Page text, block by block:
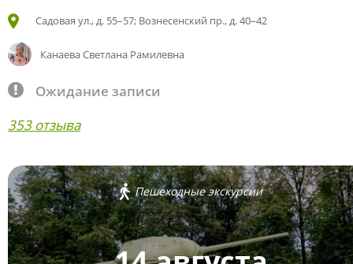
Садовая ул., д. 55–57; Вознесенский пр., д. 40–42
Канаева Светлана Рамилевна
Ожидание записи
353 отзыва
Пешеходные экскурсии